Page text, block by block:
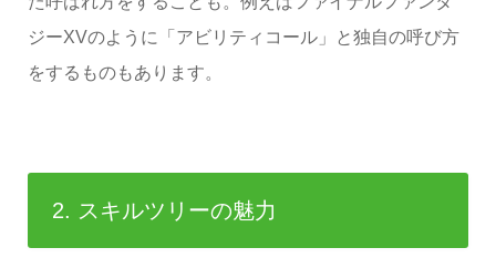
ジーXVのように「アビリティコール」と独自の呼び方
をするものもあります。
2. スキルツリーの魅力